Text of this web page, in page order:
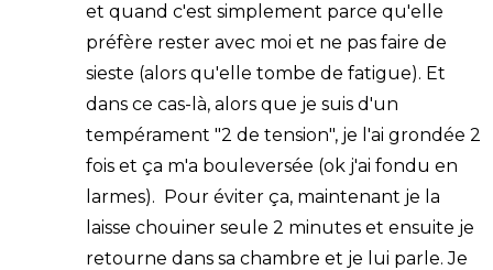
et quand c'est simplement parce qu'elle
préfère rester avec moi et ne pas faire de
sieste (alors qu'elle tombe de fatigue). Et
dans ce cas-là, alors que je suis d'un
tempérament "2 de tension", je l'ai grondée 2
fois et ça m'a bouleversée (ok j'ai fondu en
larmes). Pour éviter ça, maintenant je la
laisse chouiner seule 2 minutes et ensuite je
retourne dans sa chambre et je lui parle. Je